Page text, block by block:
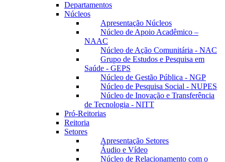
Departamentos
Núcleos
Apresentação Núcleos
Núcleo de Apoio Acadêmico –
NAAC
Núcleo de Ação Comunitária - NAC
Grupo de Estudos e Pesquisa em
Saúde - GEPS
Núcleo de Gestão Pública - NGP
Núcleo de Pesquisa Social - NUPES
Núcleo de Inovação e Transferência
de Tecnologia - NITT
Pró-Reitorias
Reitoria
Setores
Apresentação Setores
Áudio e Vídeo
Núcleo de Relacionamento com o